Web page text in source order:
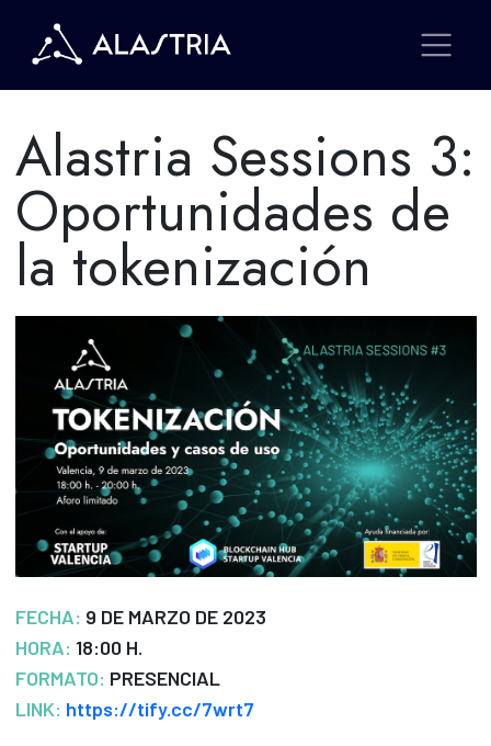
Alastria Sessions 3:
Oportunidades de
la tokenización
FECHA: 9 DE MARZO DE 2023
HORA: 18:00 H.
FORMATO: PRESENCIAL
LINK: https://tify.cc/7wrt7